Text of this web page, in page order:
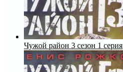
Чужой район 3 сезон 1 серия